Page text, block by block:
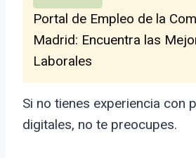
Portal de Empleo de la
Madrid: Encuentra las
Laborales
Si no tienes experiencia con
digitales, no te preocupes.